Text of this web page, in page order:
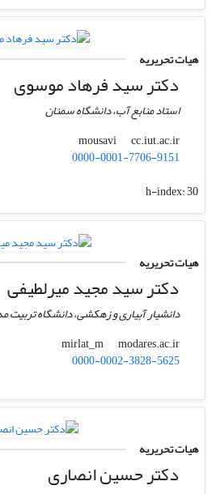
هیات تحریریه
دکتر سید فرهاد موسوی
استاد منابع آب، دانشگاه سمنان
mousavi
cc.iut.ac.ir
0000-0001-7706-9151
h-index:30
هیات تحریریه
دکتر سید مجید میرلطیفی
دانشیار آبیاری و زهکشی، دانشگاه
mirlat_m
modares.ac.ir
0000-0002-3828-5625
هیات تحریریه
دکتر حسین انصاری